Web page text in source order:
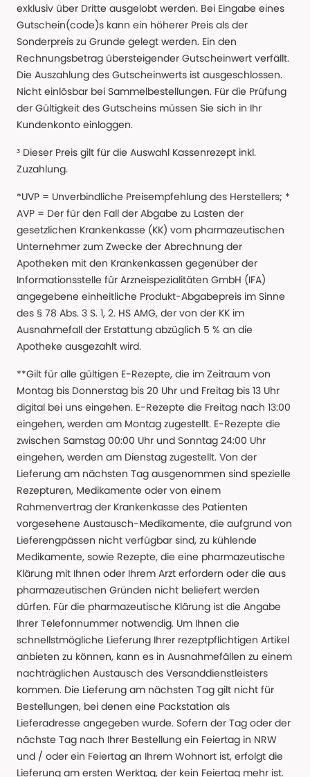
exklusiv über Dritte ausgelobt werden. Bei Eingabe eines
Gutschein(code)s kann ein höherer Preis als der
Sonderpreis zu Grunde gelegt werden. Ein den
Rechnungsbetrag übersteigender Gutscheinwert verfällt.
Die Auszahlung des Gutscheinwerts ist ausgeschlossen.
Nicht einlösbar bei Sammelbestellungen. Für die Prüfung
der Gültigkeit des Gutscheins müssen Sie sich in Ihr
Kundenkonto einloggen.
³ Dieser Preis gilt für die Auswahl Kassenrezept inkl.
Zuzahlung.
*UVP = Unverbindliche Preisempfehlung des Herstellers; *
AVP = Der für den Fall der Abgabe zu Lasten der
gesetzlichen Krankenkasse (KK) vom pharmazeutischen
Unternehmer zum Zwecke der Abrechnung der
Apotheken mit den Krankenkassen gegenüber der
Informationsstelle für Arzneispezialitäten GmbH (IFA)
angegebene einheitliche Produkt-Abgabepreis im Sinne
des § 78 Abs. 3 S. 1, 2. HS AMG, der von der KK im
Ausnahmefall der Erstattung abzüglich 5 % an die
Apotheke ausgezahlt wird.
**Gilt für alle gültigen E-Rezepte, die im Zeitraum von
Montag bis Donnerstag bis 20 Uhr und Freitag bis 13 Uhr
digital bei uns eingehen. E-Rezepte die Freitag nach 13:00
eingehen, werden am Montag zugestellt. E-Rezepte die
zwischen Samstag 00:00 Uhr und Sonntag 24:00 Uhr
eingehen, werden am Dienstag zugestellt. Von der
Lieferung am nächsten Tag ausgenommen sind spezielle
Rezepturen, Medikamente oder von einem
Rahmenvertrag der Krankenkasse des Patienten
vorgesehene Austausch-Medikamente, die aufgrund von
Lieferengpässen nicht verfügbar sind, zu kühlende
Medikamente, sowie Rezepte, die eine pharmazeutische
Klärung mit Ihnen oder Ihrem Arzt erfordern oder die aus
pharmazeutischen Gründen nicht beliefert werden
dürfen. Für die pharmazeutische Klärung ist die Angabe
Ihrer Telefonnummer notwendig. Um Ihnen die
schnellstmögliche Lieferung Ihrer rezeptpflichtigen Artikel
anbieten zu können, kann es in Ausnahmefällen zu einem
nachträglichen Austausch des Versanddienstleisters
kommen. Die Lieferung am nächsten Tag gilt nicht für
Bestellungen, bei denen eine Packstation als
Lieferadresse angegeben wurde. Sofern der Tag oder der
nächste Tag nach Ihrer Bestellung ein Feiertag in NRW
und / oder ein Feiertag an Ihrem Wohnort ist, erfolgt die
Lieferung am ersten Werktag, der kein Feiertag mehr ist.